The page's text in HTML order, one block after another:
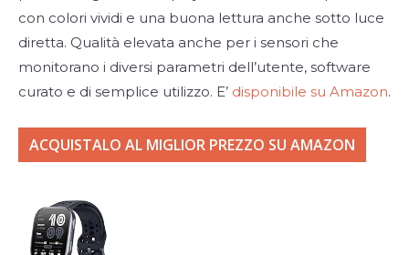
con colori vividi e una buona lettura anche sotto luce
diretta. Qualità elevata anche per i sensori che
monitorano i diversi parametri dell’utente, software
curato e di semplice utilizzo. E’ disponibile su Amazon.
ACQUISTALO AL MIGLIOR PREZZO SU AMAZON